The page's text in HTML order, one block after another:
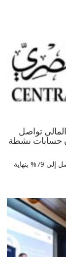
تواصل
حسابات نشطة
واصلت معدلات الشمول المالي في مصر ارتفاعها لتصل إلى 79% بنهاية